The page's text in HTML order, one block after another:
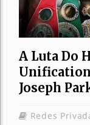
A Luta Do
Joseph
Redes